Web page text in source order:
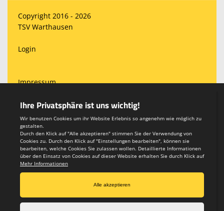
Copyright 2016 - 2026
TSV Warthausen
Login
Impressum
Teamsports 2
Dein Sportverein online